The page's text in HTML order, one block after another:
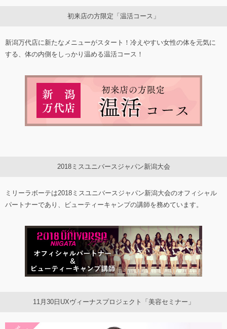
初来店の方限定「温活コース」
新潟万代店に新たなメニューがスタート！冷えやすい女性の体を元気に
する、体の内側をしっかり温める温活コース！
2018ミスユニバースジャパン新潟大会
ミリーラボーテは2018ミスユニバースジャパン新潟大会のオフィシャル
パートナーであり、ビューティーキャンプの講師を務めています。
11月30日UXヴィーナスプロジェクト「美容セミナー」